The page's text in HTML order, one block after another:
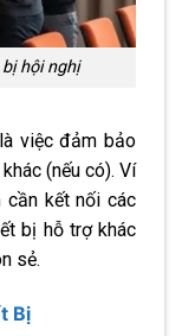
hội nghị
việc đảm bảo
(nếu có). Ví
cần kết nối các
bị hỗ trợ khác
sẻ.
Bị